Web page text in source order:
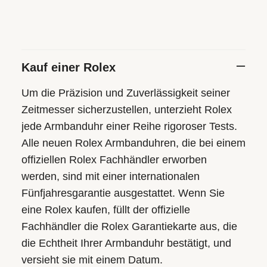
Kauf einer Rolex
Um die Präzision und Zuverlässigkeit seiner
Zeitmesser sicherzustellen, unterzieht Rolex
jede Armbanduhr einer Reihe rigoroser Tests.
Alle neuen Rolex Armbanduhren, die bei einem
offiziellen Rolex Fachhändler erworben
werden, sind mit einer internationalen
Fünfjahresgarantie ausgestattet. Wenn Sie
eine Rolex kaufen, füllt der offizielle
Fachhändler die Rolex Garantiekarte aus, die
die Echtheit Ihrer Armbanduhr bestätigt, und
versieht sie mit einem Datum.